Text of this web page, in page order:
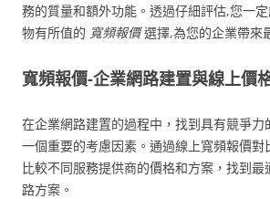
務的質量和額外功能。透過仔細評估,您一
物有所值的 寬頻報價選擇,為您的企業帶來
寬頻報價-企業網路建置與線上價
在企業網路建置的過程中，找到具有競爭力
一個重要的考慮因素。通過線上寬頻報價對
比較不同服務提供商的價格和方案，找到最
路方案。